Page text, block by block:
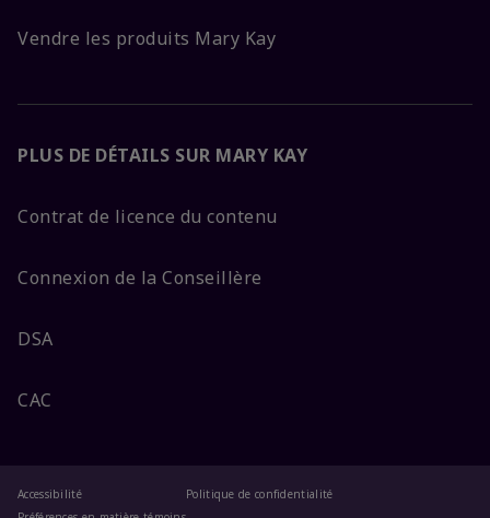
Vendre les produits Mary Kay
PLUS DE DÉTAILS SUR MARY KAY
Contrat de licence du contenu
Connexion de la Conseillère
DSA
CAC
Accessibilité
Politique de confidentialité